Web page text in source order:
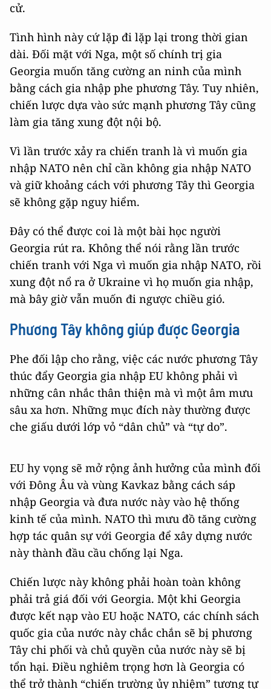
nhận được nhiều sự ủng hộ hơn trong cuộc bầu
Tình hình này cứ lặp đi lặp lại trong thời gian
dài. Đối mặt với Nga, một số chính trị gia
Georgia muốn tăng cường an ninh của mình
bằng cách gia nhập phe phương Tây. Tuy nhiên,
chiến lược dựa vào sức mạnh phương Tây cũng
Vì lần trước xảy ra chiến tranh là vì muốn gia
nhập NATO nên chỉ cần không gia nhập NATO
và giữ khoảng cách với phương Tây thì Georgia
Đây có thể được coi là một bài học người
Georgia rút ra. Không thể nói rằng lần trước
chiến tranh với Nga vì muốn gia nhập NATO, rồi
xung đột nổ ra ở Ukraine vì họ muốn gia nhập,
Phe đối lập cho rằng, việc các nước phương Tây
thúc đẩy Georgia gia nhập EU không phải vì
những cân nhắc thân thiện mà vì một âm mưu
sâu xa hơn. Những mục đích này thường được
EU hy vọng sẽ mở rộng ảnh hưởng của mình đối
với Đông Âu và vùng Kavkaz bằng cách sáp
nhập Georgia và đưa nước này vào hệ thống
kinh tế của mình. NATO thì mưu đồ tăng cường
hợp tác quân sự với Georgia để xây dựng nước
Chiến lược này không phải hoàn toàn không
phải trả giá đối với Georgia. Một khi Georgia
được kết nạp vào EU hoặc NATO, các chính sách
quốc gia của nước này chắc chắn sẽ bị phương
Tây chi phối và chủ quyền của nước này sẽ bị
tổn hại. Điều nghiêm trọng hơn là Georgia có